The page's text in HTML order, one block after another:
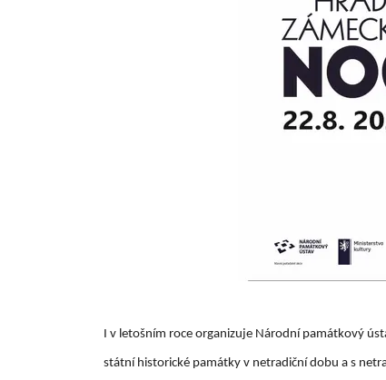
I v letošním roce organizuje Národní památkový
státní historické památky v netradiční dobu a s